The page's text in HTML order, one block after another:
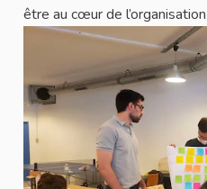
être au cœur de